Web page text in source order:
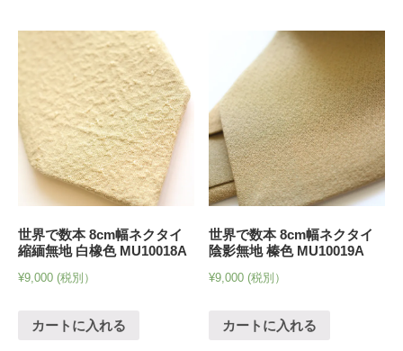
世界で数本 8cm幅ネクタイ
縮緬無地 白橡色 MU10018A
¥9,000 (税別）
カートに入れる
世界で数本 8cm幅ネクタイ
陰影無地 榛色 MU10019A
¥9,000 (税別）
カートに入れる